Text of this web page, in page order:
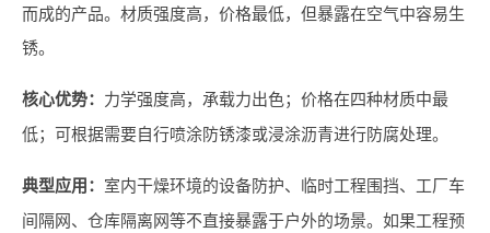
而成的产品。材质强度高，价格最低，但暴露在空气中容易生
锈。
核心优势： 力学强度高，承载力出色；价格在四种材质中最
低；可根据需要自行喷涂防锈漆或浸涂沥青进行防腐处理。
典型应用： 室内干燥环境的设备防护、临时工程围挡、工厂车
间隔网、仓库隔离网等不直接暴露于户外的场景。如果工程预